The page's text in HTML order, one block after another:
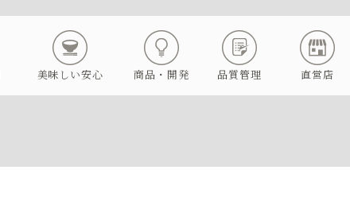
美味しい安心 商品・開発 品質管理 直営店